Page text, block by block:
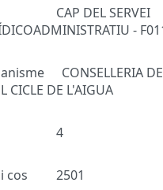
CAP DEL SERVEI
-
CONSELLERIA
CICLE DE L'AIGUA
4
cos 2501